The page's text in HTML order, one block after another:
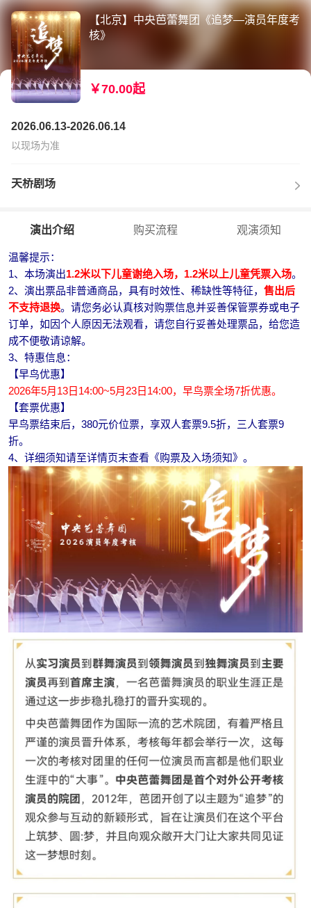
【北京】中央芭蕾舞团《追梦—演员年度考
核》
￥70.00起
2026.06.13-2026.06.14
以现场为准
天桥剧场
演出介绍 购买流程 观演须知
温馨提示：
1、本场演出1.2米以下儿童谢绝入场，1.2米以上儿童凭票入场。
2、演出票品非普通商品，具有时效性、稀缺性等特征， 售出后
不支持退换。请您务必认真核对购票信息并妥善保管票券或电子
订单，如因个人原因无法观看，请您自行妥善处理票品，给您造
成不便敬请谅解。
3、特惠信息：
【早鸟优惠】
2026年5月13日14:00~5月23日14:00，早鸟票全场7折优惠。
【套票优惠】
早鸟票结束后，380元价位票，享双人套票9.5折，三人套票9
折。
4、详细须知请至详情页末查看《购票及入场须知》。